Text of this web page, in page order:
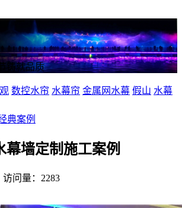
铸就品质
数控水帘 水幕帘 金属网水幕 假山 水幕
典案例
幕墙定制施工案例
问量：2283